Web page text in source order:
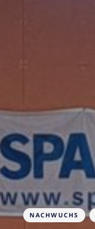
NACHWUCHS